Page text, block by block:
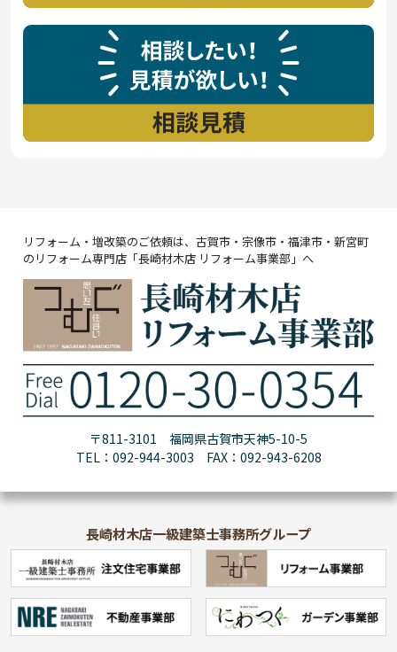
リフォーム・増改築のご依頼は、古賀市・宗像市・福津市・新宮町
のリフォーム専門店「長崎材木店 リフォーム事業部」へ
〒811-3101 福岡県古賀市天神5-10-5
TEL：092-944-3003 FAX：092-943-6208
長崎材木店一級建築士事務所グループ